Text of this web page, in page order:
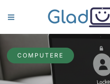
COMPUTERE